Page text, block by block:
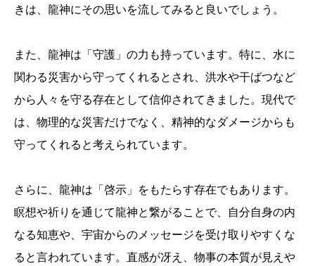
きは、龍神にその思いを流してみると良いでしょう。
また、龍神は「守護」の力も持っています。特に、水に
関わる災害から守ってくれるとされ、洪水や干ばつなど
から人々を守る存在として信仰されてきました。現代で
は、物理的な災害だけでなく、精神的なダメージからも
守ってくれると考えられています。
さらに、龍神は「啓示」をもたらす存在でもあります。
瞑想や祈りを通じて龍神と繋がることで、自分自身の内
なる知恵や、宇宙からのメッセージを受け取りやすくな
ると言われています。直感が冴え、物事の本質が見えや